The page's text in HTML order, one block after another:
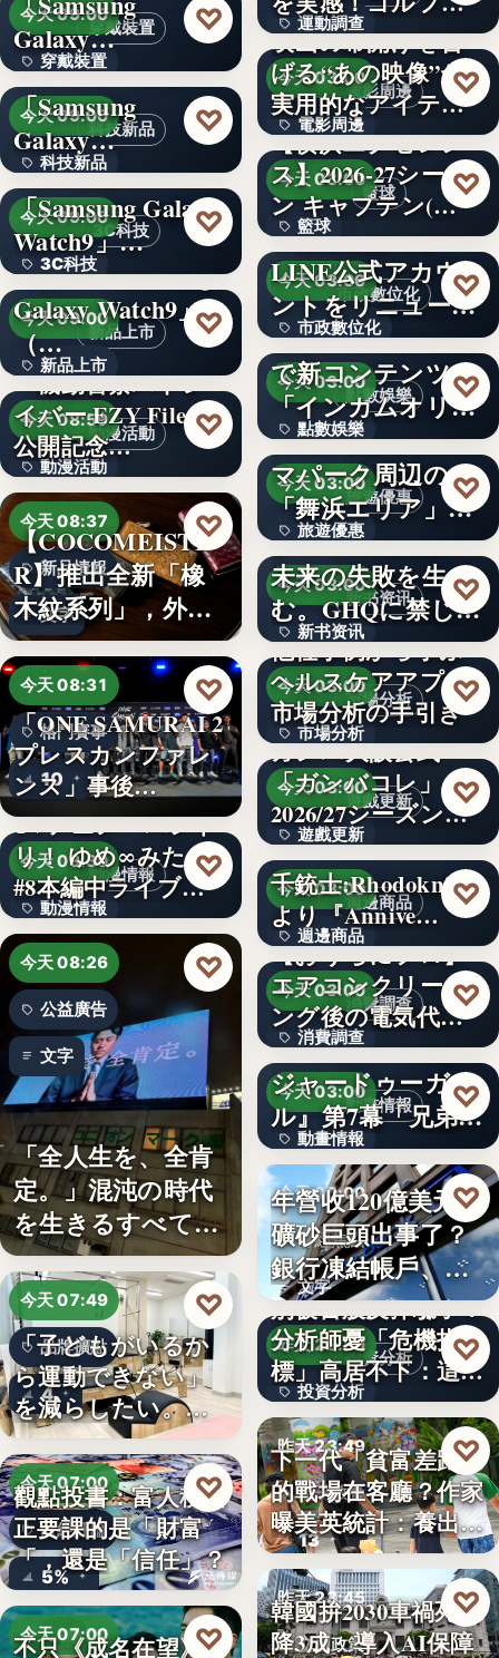
文字
穿戴裝置
今天 09:00
穿戴裝置
文字
Galaxy…
♡
科技新品
今天 09:00
科技新品
文字
＜ソフトバンク＞
「Samsung
Galaxy…
♡
3C科技
今天 09:00
3C科技
文字
＜ドコモ＞
「Samsung Galaxy
Watch9」…
♡
新品上市
今天 09:00
新品上市
文字
＜au＞「Samsung
Galaxy Watch9」
（…
♡
動漫活動
今天 08:59
動漫活動
3,000円
『機動警察パトレ
イバー EZY File 2』
公開記念…
♡
今天 08:37
新品情報
文字
【COCOMEISTE
R】推出全新「橡
木紋系列」，外層
採…
♡
今天 08:31
格鬥賽事
10
「ONE SAMURAI 2
プレスカンファレ
ンス」事後…
♡
動漫情報
今天 08:30
動漫情報
19,800円
TVアニメ「バンド
リ！ ゆめ∞みた」
#8本編中ライブ映
像…
♡
今天 08:26
公益廣告
文字
「全人生を、全肯
定。」混沌の時代
を生きるすべての
人へ贈る…
♡
今天 07:49
品牌擴點
4
「子どもがいるか
ら運動できない」
を減らしたい。埼
玉県戸田…
♡
今天 07:00
財經評論
5%
觀點投書：富人稅真
正要課的是「財富
「，還是「信任」？
♡
今天 07:00
不只《成名在望》好
♡
運動調查
34%
始め…
電影周邊
今天 03:00
電影周邊
75
映画の幕開けを告
げる“あの映像”が
実用的なアイテム
に！「…
♡
籃球
今天 03:00
籃球
3
【横浜エクセレン
ス】2026-27シーズ
ン キャプテン(…
♡
市政數位化
今天 03:00
市政數位化
文字
千葉県茂原市が
LINE公式アカウ
ントをリニューア
ル！プレ…
♡
點數娛樂
今天 03:00
點數娛樂
文字
ポイントインカム
で新コンテンツ
「インカムオリ
パ」開始
♡
旅遊優惠
今天 03:00
旅遊優惠
文字
Peachで行くテー
マパーク周辺の
「舞浜エリア」ホ
テルも…
♡
新书资讯
今天 03:00
新书资讯
文字
かつての成功が、
未来の失敗を生
む。GHQに禁じら
れた「禁…
♡
市場分析
今天 03:00
市場分析
500
他社事例から学ぶ
ヘルスケアアプリ
市場分析の手引き
♡
遊戲更新
今天 03:00
遊戲更新
150
ガンバ大阪公式
「ガンバコレ」
2026/27シーズン開
幕！…
♡
週邊商品
今天 03:00
週邊商品
880円
千銃士:Rhodoknight
より『Annive…
♡
消費調查
今天 03:00
消費調查
40%
【おうちにプロ】
エアコンクリーニ
ング後の電気代削
減の実感…
♡
動畫情報
今天 03:00
動畫情報
文字
TVアニメ『天幕の
ジャードゥーガ
ル』第7幕「兄弟」
あらす…
♡
今天 00:00
財經焦點
文字
年營收120億美元鐵
礦砂巨頭出事了？
銀行凍結帳戶、礦
商急…
♡
投資分析
昨天 23:59
投資分析
4.63%
別被台股反彈騙了？
分析師憂「危機指
標」高居不下：這次
一殺…
♡
昨天 23:49
親子教養
13
下一代「貧富差距」
的戰場在客廳？作家
曝美英統計：養出高
學…
♡
昨天 23:45
交通政策
韓國拚2030車禍死亡
降3成 導入AI保障
♡